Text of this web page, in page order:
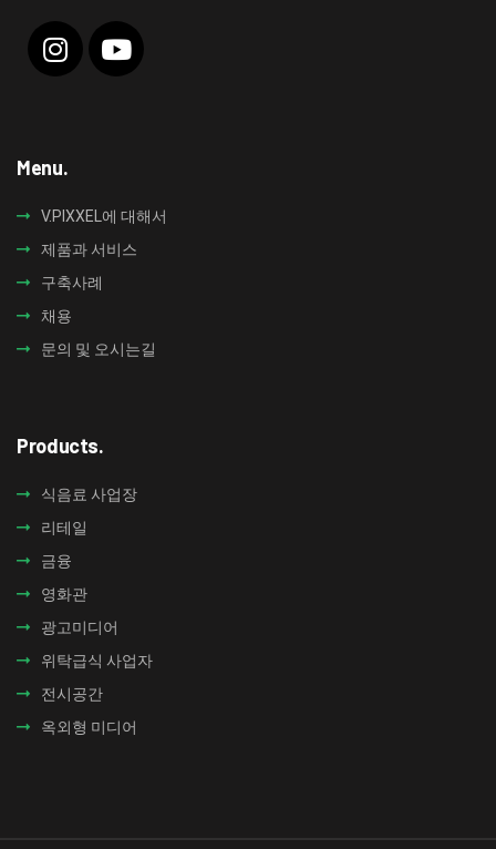
Menu.
V.PIXXEL에 대해서
제품과 서비스
구축사례
채용
문의 및 오시는길
Products.
식음료 사업장​
리테일
금융
영화관
광고미디어
위탁급식 사업자
전시공간
옥외형 미디어